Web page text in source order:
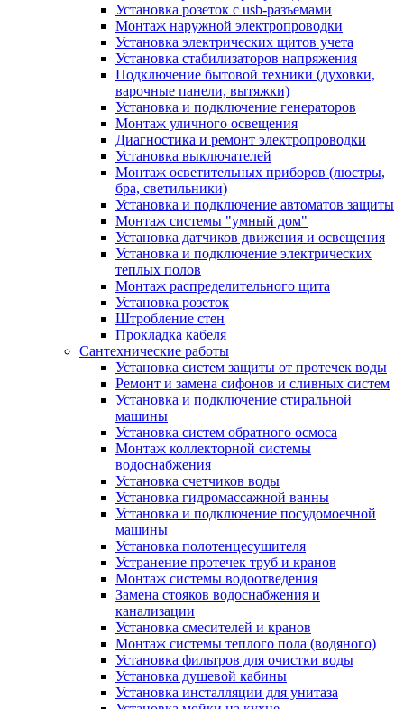
Установка розеток с usb-разъемами
Монтаж наружной электропроводки
Установка электрических щитов учета
Установка стабилизаторов напряжения
Подключение бытовой техники (духовки,
варочные панели, вытяжки)
Установка и подключение генераторов
Монтаж уличного освещения
Диагностика и ремонт электропроводки
Установка выключателей
Монтаж осветительных приборов (люстры,
бра, светильники)
Установка и подключение автоматов защиты
Монтаж системы "умный дом"
Установка датчиков движения и освещения
Установка и подключение электрических
теплых полов
Монтаж распределительного щита
Установка розеток
Штробление стен
Прокладка кабеля
Сантехнические работы
Установка систем защиты от протечек воды
Ремонт и замена сифонов и сливных систем
Установка и подключение стиральной
машины
Установка систем обратного осмоса
Монтаж коллекторной системы
водоснабжения
Установка счетчиков воды
Установка гидромассажной ванны
Установка и подключение посудомоечной
машины
Установка полотенцесушителя
Устранение протечек труб и кранов
Монтаж системы водоотведения
Замена стояков водоснабжения и
канализации
Установка смесителей и кранов
Монтаж системы теплого пола (водяного)
Установка фильтров для очистки воды
Установка душевой кабины
Установка инсталляции для унитаза